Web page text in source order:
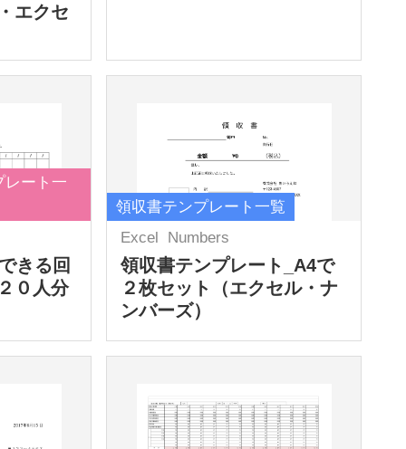
エクセ
レート一
きる回
０人分
領収書テンプレート一覧
Excel
Numbers
領収書テンプレート_A4で
２枚セット（エクセル・ナ
ンバーズ）